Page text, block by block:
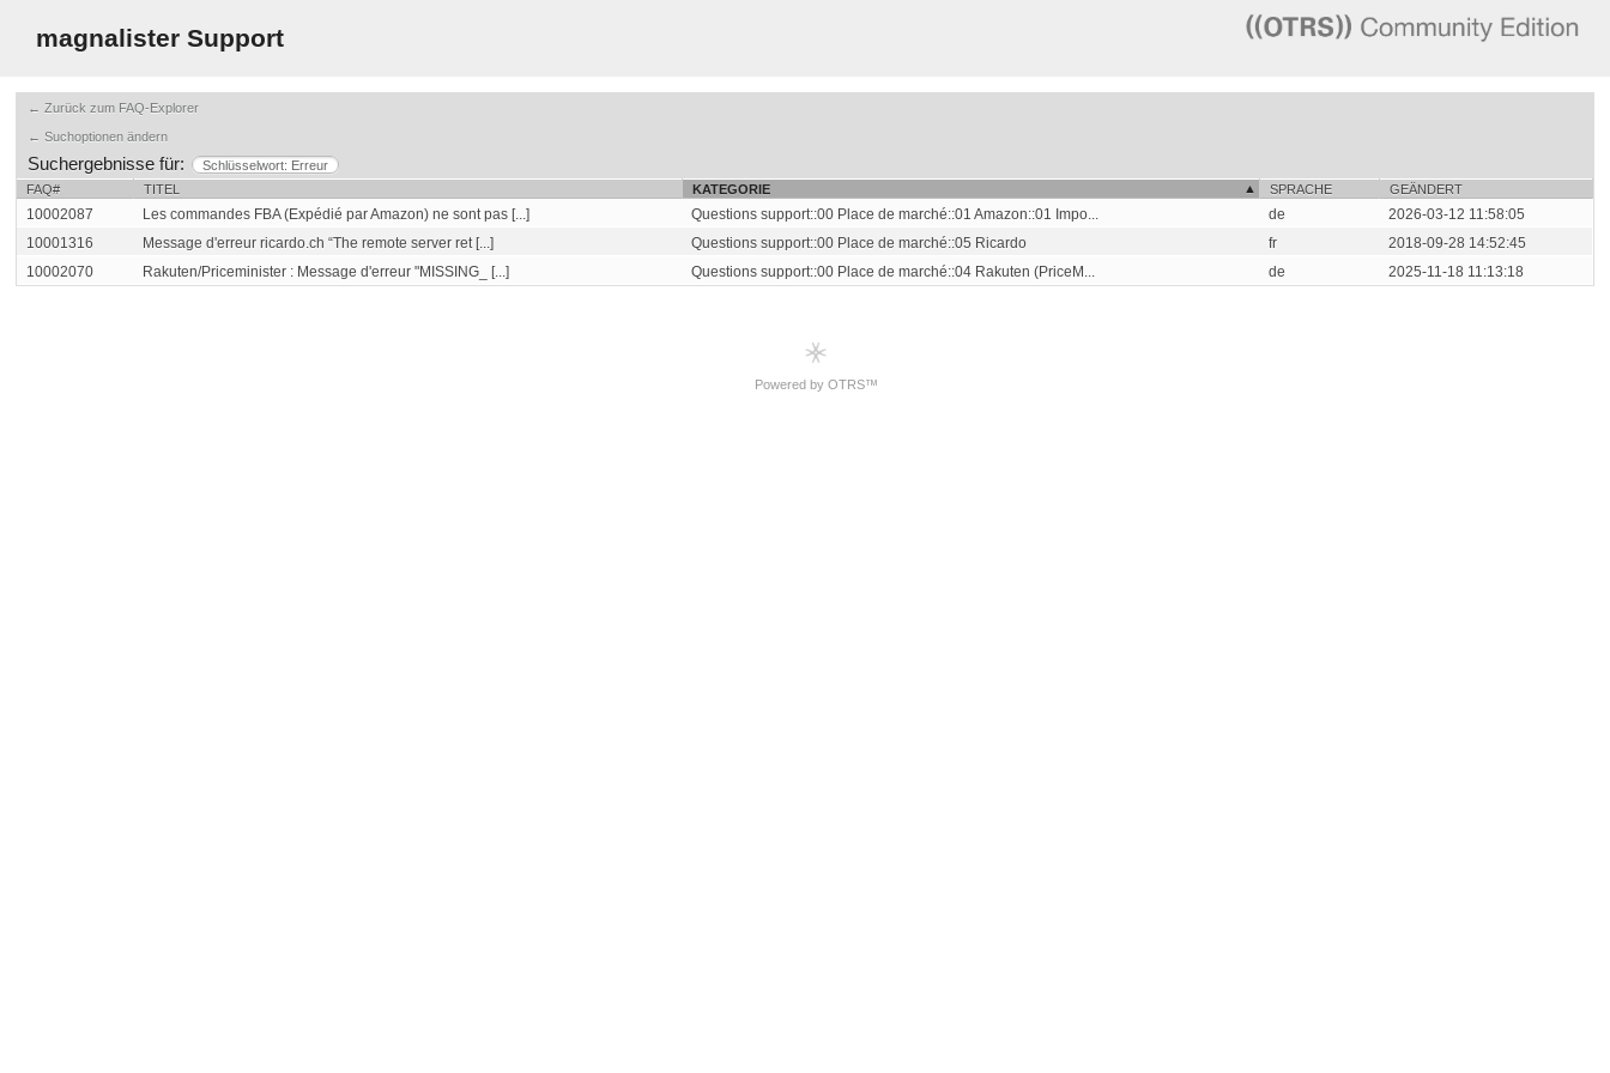
magnalister Support
← Zurück zum FAQ-Explorer
← Suchoptionen ändern
Suchergebnisse für:
Schlüsselwort: Erreur
FAQ#
TITEL KATEGORIE SPRACHE GEÄNDERT
10002087 Les commandes FBA (Expédié par Amazon) ne sont pas [...] Questions support::00 Place de marché::01 Amazon::01 Impo... de
2026-03-12 11:58:05
10001316
Message d'erreur ricardo.ch “The remote server ret [...] Questions support::00 Place de marché::05 Ricardo fr
2018-09-28 14:52:45
10002070
Rakuten/Priceminister : Message d'erreur "MISSING_ [...] Questions support::00 Place de marché::04 Rakuten (PriceM... de 2025-11-18 11:13:18
Powered by OTRS™